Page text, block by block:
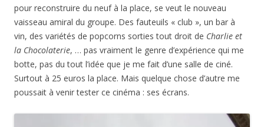
pour reconstruire du neuf à la place, se veut le nouveau
vaisseau amiral du groupe. Des fauteuils « club », un bar à
vin, des variétés de popcorns sorties tout droit de Charlie et
la Chocolaterie, … pas vraiment le genre d’expérience qui me
botte, pas du tout l’idée que je me fait d’une salle de ciné.
Surtout à 25 euros la place. Mais quelque chose d’autre me
poussait à venir tester ce cinéma : ses écrans.